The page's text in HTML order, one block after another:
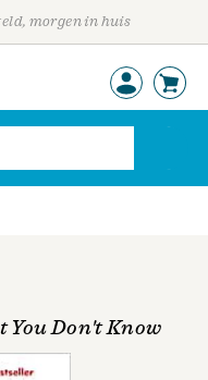
morgen in huis
You Don't Know